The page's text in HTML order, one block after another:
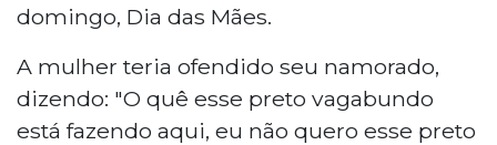
domingo, Dia das Mães.
A mulher teria ofendido seu namorado,
dizendo: "O quê esse preto vagabundo
está fazendo aqui, eu não quero esse preto